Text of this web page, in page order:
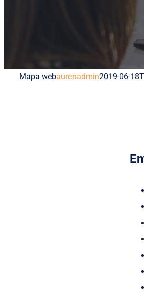
Mapa webaurenadmin2019-06-